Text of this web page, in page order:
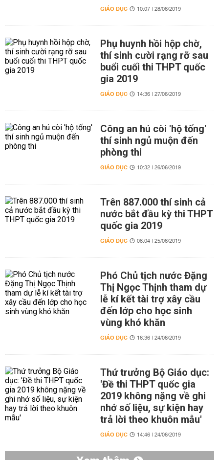
GIÁO DỤC 10:07 | 28/06/2019
Phụ huynh hồi hộp chờ,
thí sinh cười rạng rỡ sau
buổi cuối thi THPT quốc
gia 2019
GIÁO DỤC 14:36 | 27/06/2019
Công an hú còi 'hộ tống'
thí sinh ngủ muộn đến
phòng thi
GIÁO DỤC 10:32 | 26/06/2019
Trên 887.000 thí sinh cả
nước bắt đầu kỳ thi THPT
quốc gia 2019
GIÁO DỤC 08:04 | 25/06/2019
Phó Chủ tịch nước Đặng
Thị Ngọc Thịnh tham dự
lễ kí kết tài trợ xây cầu
đến lớp cho học sinh
vùng khó khăn
GIÁO DỤC 16:36 | 24/06/2019
Thứ trưởng Bộ Giáo dục:
'Đề thi THPT quốc gia
2019 không nặng về ghi
nhớ số liệu, sự kiện hay
trả lời theo khuôn mẫu'
GIÁO DỤC 14:46 | 24/06/2019